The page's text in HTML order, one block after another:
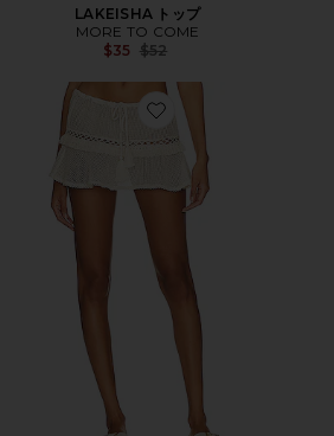
LAKEISHA トップ
MORE TO COME
$35 Previous price:
$52
Favorite CALIOPE スカート